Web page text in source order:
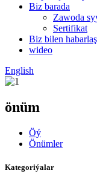
Biz barada
Zawoda
Sertifikat
Biz bilen
wideo
English
önüm
Öý
Önümler
Kategoriýalar